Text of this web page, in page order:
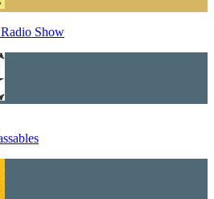
Show